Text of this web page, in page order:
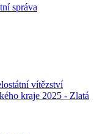
správa
vítězství
kraje 2025 - Zlatá